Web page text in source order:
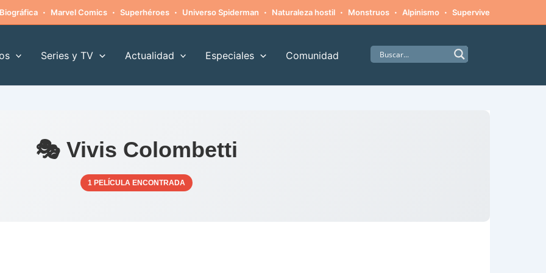
Biográfica · Marvel Comics · Superhéroes · Universo Spiderman · Naturaleza hostil · Monstruos · Alpinismo · Supervivencia
Series y TV Actualidad Especiales Comunidad
🎭 Vivis Colombetti
1 PELÍCULA ENCONTRADA